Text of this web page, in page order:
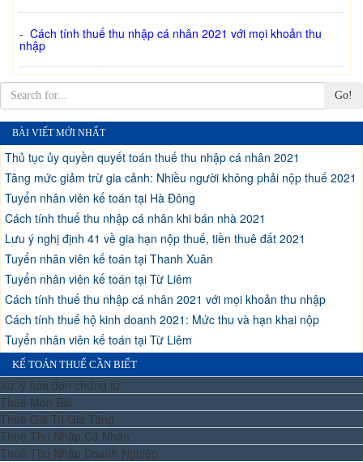
- Cách tính thuế thu nhập cá nhân 2021 với mọi khoản thu
nhập
Go!
BÀI VIẾT MỚI NHẤT
Thủ tục ủy quyền quyết toán thuế thu nhập cá nhân 2021
Tăng mức giảm trừ gia cảnh: Nhiều người không phải nộp thuế 2021
Tuyển nhân viên kế toán tại Hà Đông
Cách tính thuế thu nhập cá nhân khi bán nhà 2021
Lưu ý nghị định 41 về gia hạn nộp thuế, tiền thuê đất 2021
Tuyển nhân viên kế toán tại Thanh Xuân
Tuyển nhân viên kế toán tại Từ Liêm
Cách tính thuế thu nhập cá nhân 2021 với mọi khoản thu nhập
Cách tính thuế hộ kinh doanh 2021: Mức thu và hạn khai nộp
Tuyển nhân viên kế toán tại Từ Liêm
KẾ TOÁN THUẾ CẦN BIẾT
Xử lý hóa đơn chứng từ
Thuế Môn Bài
Thuế Giá Trị Gia Tăng
Thuế Thu Nhập Cá Nhân
Thuế Thu Nhập Doanh Nghiệp